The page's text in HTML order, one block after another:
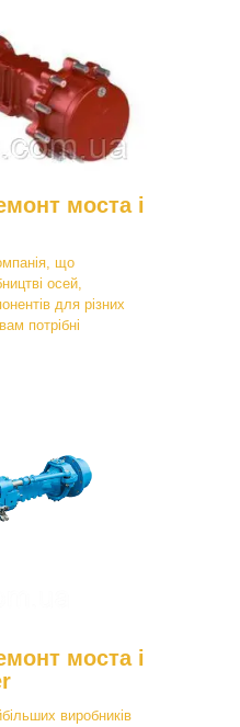
моста і
що
осей,
для різних
потрібні
моста і
виробників